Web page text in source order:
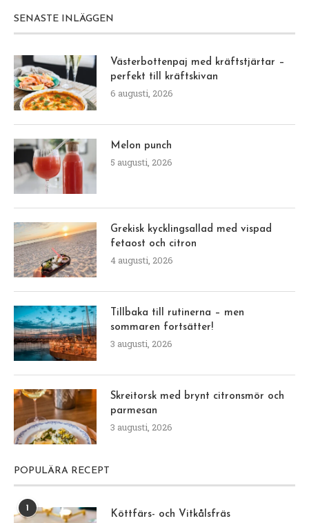
SENASTE INLÄGGEN
Västerbottenpaj med kräftstjärtar –
perfekt till kräftskivan
6 augusti, 2026
Melon punch
5 augusti, 2026
Grekisk kycklingsallad med vispad
fetaost och citron
4 augusti, 2026
Tillbaka till rutinerna – men
sommaren fortsätter!
3 augusti, 2026
Skreitorsk med brynt citronsmör och
parmesan
3 augusti, 2026
POPULÄRA RECEPT
1
Köttfärs- och Vitkålsfräs